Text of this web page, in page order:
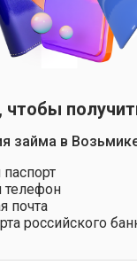
чтобы
займа в
почта
российского